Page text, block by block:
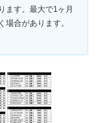
ます。最大で1ヶ月
場合があります。